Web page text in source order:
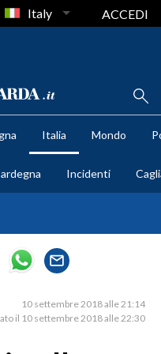
Italy ACCEDI
Italia Mondo
Incidenti
10 settembre 2018 alle 21:14
il 10 settembre 2018 alle 22:30